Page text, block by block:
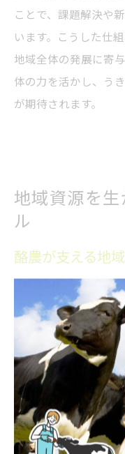
ことで、課題解決や
います。こうした仕
地域全体の発展に寄
体の力を活かし、う
が期待されます。
地域資源を
ル
酪農が支える地
福岡県うきは市では
重要な役割を担って
副産物は、地域の畑
良や作物の品質向上
たとえば、松野牧場
農家へ提供すること
り組みが進められて
業の生産性と環境負